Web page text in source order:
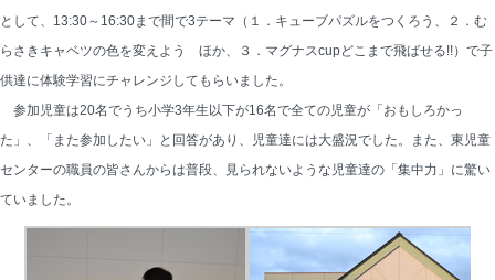
として、13:30～16:30まで間で3テーマ（１．キューブパズルをつくろう、２．む
らさきキャベツの色を変えよう ほか、３．マグナスcupどこまで飛ばせる!!）で子
供達に体験学習にチャレンジしてもらいました。
参加児童は20名でうち小学3年生以下が16名で全ての児童が「おもしろかっ
た」、「また参加したい」と回答があり、児童達には大盛況でした。また、東児童
センターの職員の皆さんからは普段、見られないような児童達の「集中力」に驚い
ていました。